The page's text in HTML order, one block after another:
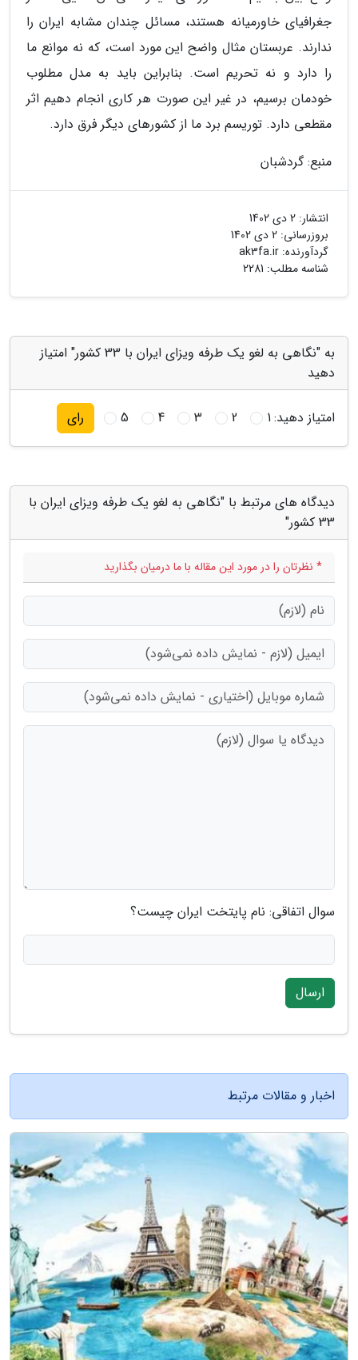
جغرافیای خاورمیانه هستند، مسائل چندان مشابه ایران را
ندارند. عربستان مثال واضح این مورد است، که نه موانع ما
را دارد و نه تحریم است. بنابراین باید به مدل مطلوب
خودمان برسیم، در غیر این صورت هر کاری انجام دهیم اثر
مقطعی دارد. توریسم برد ما از کشورهای دیگر فرق دارد.
منبع: گردشبان
انتشار: 2 دی 1402
بروزرسانی: 2 دی 1402
گردآورنده: ak3fa.ir
شناسه مطلب: 2281
به "نگاهی به لغو یک طرفه ویزای ایران با 33 کشور" امتیاز
دهید
امتیاز دهید:1
2
3
4
5 رای
دیدگاه های مرتبط با "نگاهی به لغو یک طرفه ویزای ایران با
33 کشور"
* نظرتان را در مورد این مقاله با ما درمیان بگذارید
سوال اتفاقی: نام پایتخت ایران چیست؟
ارسال
اخبار و مقالات مرتبط